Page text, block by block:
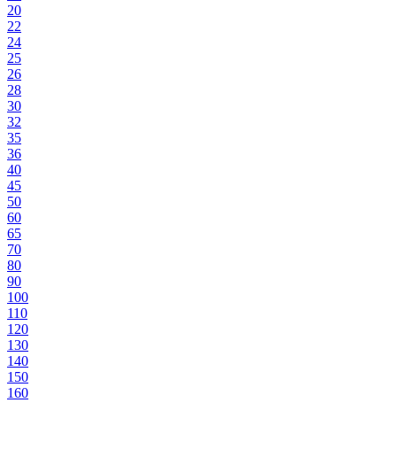
20
22
24
25
26
28
30
32
35
36
40
45
50
60
65
70
80
90
100
110
120
130
140
150
160